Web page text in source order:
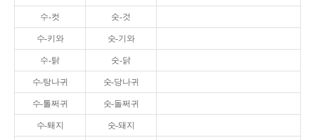
수-컷 숫-것
수-키와 숫-기와
수-탉 숫-닭
수-탕나귀 숫-당나귀
수-톨쩌귀 숫-돌쩌귀
수-퇘지 숫-돼지